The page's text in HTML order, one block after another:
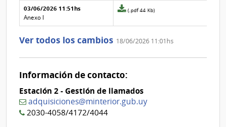
2
la
Nº
03/06/2026 11:51hs
Anexo I
Archivo
de
aclaración
0
(.pdf 44 Kb)
Ver todos los cambios 18/06/2026 11:01hs
Información de contacto:
Estación 2 - Gestión de llamados
adquisiciones@minterior.gub.uy
2030-4058/4172/4044